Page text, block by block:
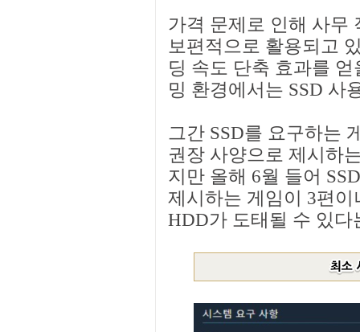
가격 문제로 인해 사무
보편적으로 활용되고
딩 속도 단축 효과를
밍 환경에서는 SSD 사
그간 SSD를 요구하는
권장 사양으로 제시하
지만 올해 6월 들어
제시하는 게임이 3편
HDD가 도태될 수 있다